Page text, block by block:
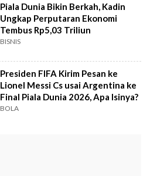
Piala Dunia Bikin Berkah, Kadin
Ungkap Perputaran Ekonomi
Tembus Rp5,03 Triliun
BISNIS
Presiden FIFA Kirim Pesan ke
Lionel Messi Cs usai Argentina ke
Final Piala Dunia 2026, Apa Isinya?
BOLA